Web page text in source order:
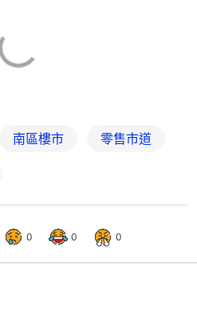
南區樓市 零售市道
0 0 0